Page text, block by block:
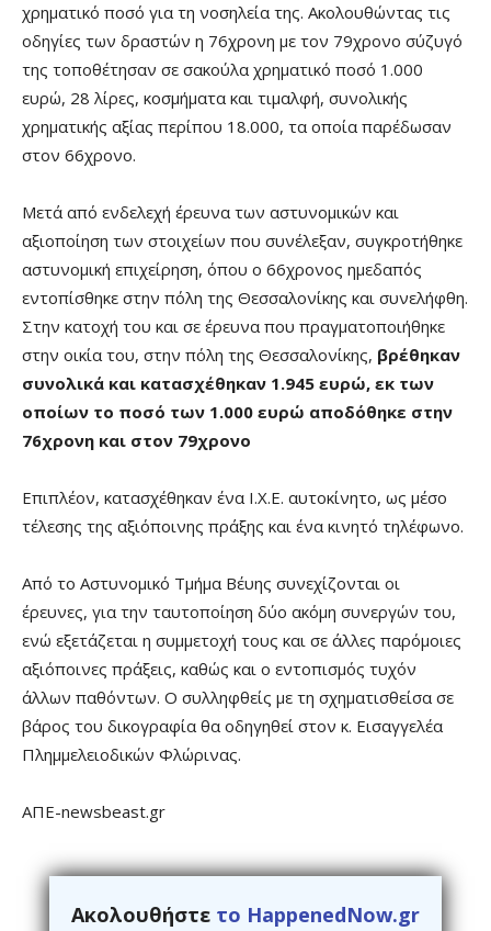
χρηματικό ποσό για τη νοσηλεία της. Ακολουθώντας τις
οδηγίες των δραστών η 76χρονη με τον 79χρονο σύζυγό
της τοποθέτησαν σε σακούλα χρηματικό ποσό 1.000
ευρώ, 28 λίρες, κοσμήματα και τιμαλφή, συνολικής
χρηματικής αξίας περίπου 18.000, τα οποία παρέδωσαν
στον 66χρονο.
Μετά από ενδελεχή έρευνα των αστυνομικών και
αξιοποίηση των στοιχείων που συνέλεξαν, συγκροτήθηκε
αστυνομική επιχείρηση, όπου ο 66χρονος ημεδαπός
εντοπίσθηκε στην πόλη της Θεσσαλονίκης και συνελήφθη.
Στην κατοχή του και σε έρευνα που πραγματοποιήθηκε
στην οικία του, στην πόλη της Θεσσαλονίκης, βρέθηκαν
συνολικά και κατασχέθηκαν 1.945 ευρώ, εκ των
οποίων το ποσό των 1.000 ευρώ αποδόθηκε στην
76χρονη και στον 79χρονο
Επιπλέον, κατασχέθηκαν ένα Ι.Χ.Ε. αυτοκίνητο, ως μέσο
τέλεσης της αξιόποινης πράξης και ένα κινητό τηλέφωνο.
Από το Αστυνομικό Τμήμα Βέυης συνεχίζονται οι
έρευνες, για την ταυτοποίηση δύο ακόμη συνεργών του,
ενώ εξετάζεται η συμμετοχή τους και σε άλλες παρόμοιες
αξιόποινες πράξεις, καθώς και ο εντοπισμός τυχόν
άλλων παθόντων. Ο συλληφθείς με τη σχηματισθείσα σε
βάρος του δικογραφία θα οδηγηθεί στον κ. Εισαγγελέα
Πλημμελειοδικών Φλώρινας.
ΑΠΕ-newsbeast.gr
Ακολουθήστε το HappenedNow.gr